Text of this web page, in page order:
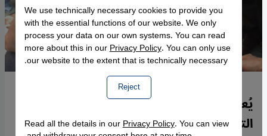
يُعد فقيه الدين الإسلامي ومفسر القرآن،
التركي إحسان إلياتشيك، أول مؤيد
We use technically necessary cookies to provide you
with the essential functions of our website. We only
process your data on our own systems. You can read
more about this in ourPrivacy Policy. You can only use
our website to the extent that is technically necessary.
Reject
Read all the details in ourPrivacy Policy. You can view